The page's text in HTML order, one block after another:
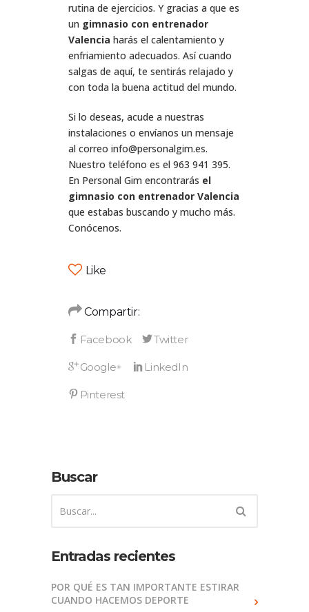
rutina de ejercicios. Y gracias a que es
un gimnasio con entrenador
Valencia harás el calentamiento y
enfriamiento adecuados. Así cuando
salgas de aquí, te sentirás relajado y
con toda la buena actitud del mundo.
Si lo deseas, acude a nuestras
instalaciones o envíanos un mensaje
al correo info@personalgim.es.
Nuestro teléfono es el 963 941 395.
En Personal Gim encontrarás el
gimnasio con entrenador Valencia
que estabas buscando y mucho más.
Conócenos.
Like
Compartir:
Buscar
Entradas recientes
POR QUÉ ES TAN IMPORTANTE ESTIRAR
CUANDO HACEMOS DEPORTE